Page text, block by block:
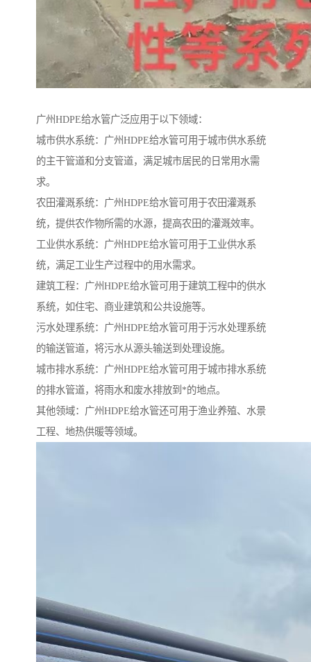
广州HDPE给水管广泛应用于以下领域：
城市供水系统：广州HDPE给水管可用于城市供水系统
的主干管道和分支管道，满足城市居民的日常用水需
求。
农田灌溉系统：广州HDPE给水管可用于农田灌溉系
统，提供农作物所需的水源，提高农田的灌溉效率。
工业供水系统：广州HDPE给水管可用于工业供水系
统，满足工业生产过程中的用水需求。
建筑工程：广州HDPE给水管可用于建筑工程中的供水
系统，如住宅、商业建筑和公共设施等。
污水处理系统：广州HDPE给水管可用于污水处理系统
的输送管道，将污水从源头输送到处理设施。
城市排水系统：广州HDPE给水管可用于城市排水系统
的排水管道，将雨水和废水排放到*的地点。
其他领域：广州HDPE给水管还可用于渔业养殖、水景
工程、地热供暖等领域。